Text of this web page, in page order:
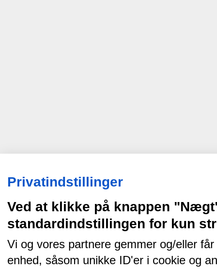
Privatindstillinger
Ved at klikke på knappen
standardindstillingen for kun
Vi og vores partnere gemmer og/eller
enhed, såsom unikke ID'er i cookie og